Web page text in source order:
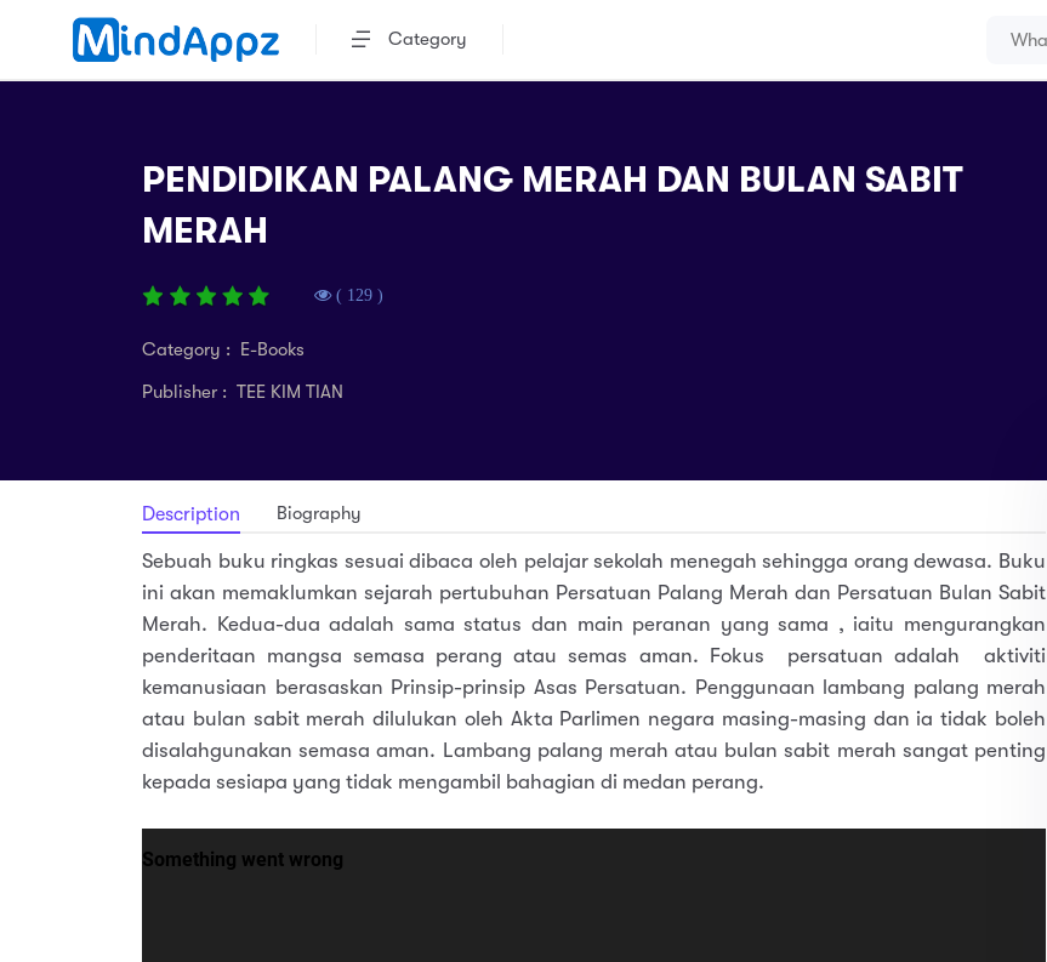
Category
PENDIDIKAN PALANG MERAH DAN BULAN SABIT
MERAH
( 129 )
Category : E-Books
Publisher : TEE KIM TIAN
Description Biography
Sebuah buku ringkas sesuai dibaca oleh pelajar sekolah menegah sehingga orang dewasa. Buku
ini akan memaklumkan sejarah pertubuhan Persatuan Palang Merah dan Persatuan Bulan Sabit
Merah. Kedua-dua adalah sama status dan main peranan yang sama , iaitu mengurangkan
penderitaan mangsa semasa perang atau semas aman. Fokus persatuan adalah aktiviti
kemanusiaan berasaskan Prinsip-prinsip Asas Persatuan. Penggunaan lambang palang merah
atau bulan sabit merah dilulukan oleh Akta Parlimen negara masing-masing dan ia tidak boleh
disalahgunakan semasa aman. Lambang palang merah atau bulan sabit merah sangat penting
kepada sesiapa yang tidak mengambil bahagian di medan perang.